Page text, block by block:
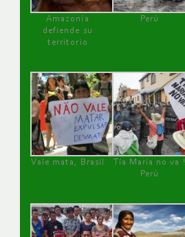
Amazonía
defiende su
territorio
Perú
Vale mata, Brasil
Tía María no va !
Perú